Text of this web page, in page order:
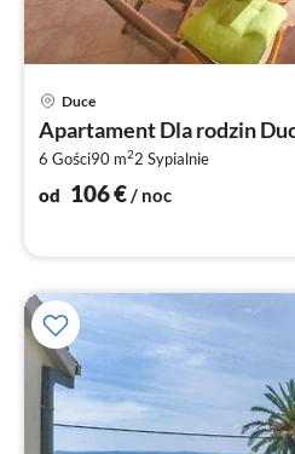
Duce
Apartament Dla rodzin
6 Gości90 m22 Sypialnie
od 106€/ noc